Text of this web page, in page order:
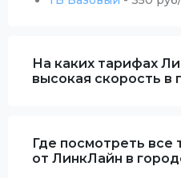
На каких тарифах
высокая скорость в
Где посмотреть все
от ЛинкЛайн в